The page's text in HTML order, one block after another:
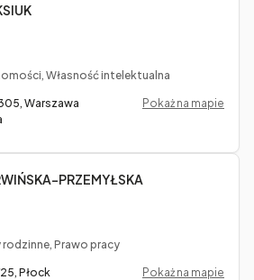
Własność intelektualna
Warszawa
Pokaż na mapie
PRZEMYŁSKA
Prawo pracy
Płock
Pokaż na mapie